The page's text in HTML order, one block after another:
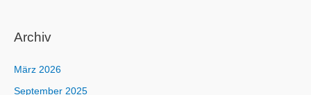
Archiv
März 2026
September 2025